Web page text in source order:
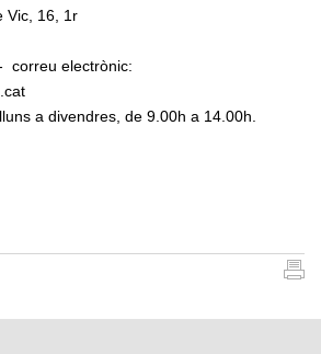
Ctra. de Vic, 16, 1r
correu electrònic:
a divendres, de 9.00h a 14.00h.